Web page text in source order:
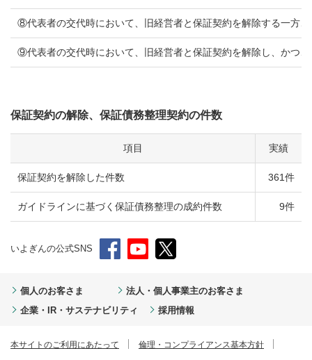
⑧代表者の交代時において、旧経営者と保証契約を解除する一方
⑨代表者の交代時において、旧経営者と保証契約を解除し、かつ
保証契約の解除、保証債務整理契約の件数
項目 実績
保証契約を解除した件数 361件
ガイドラインに基づく保証債務整理の成約件数 9件
いよぎんの公式SNS
個人のお客さま
法人・個人事業主のお客さま
企業・IR・サステナビリティ
採用情報
本サイトのご利用にあたって 倫理・コンプライアンス基本方針